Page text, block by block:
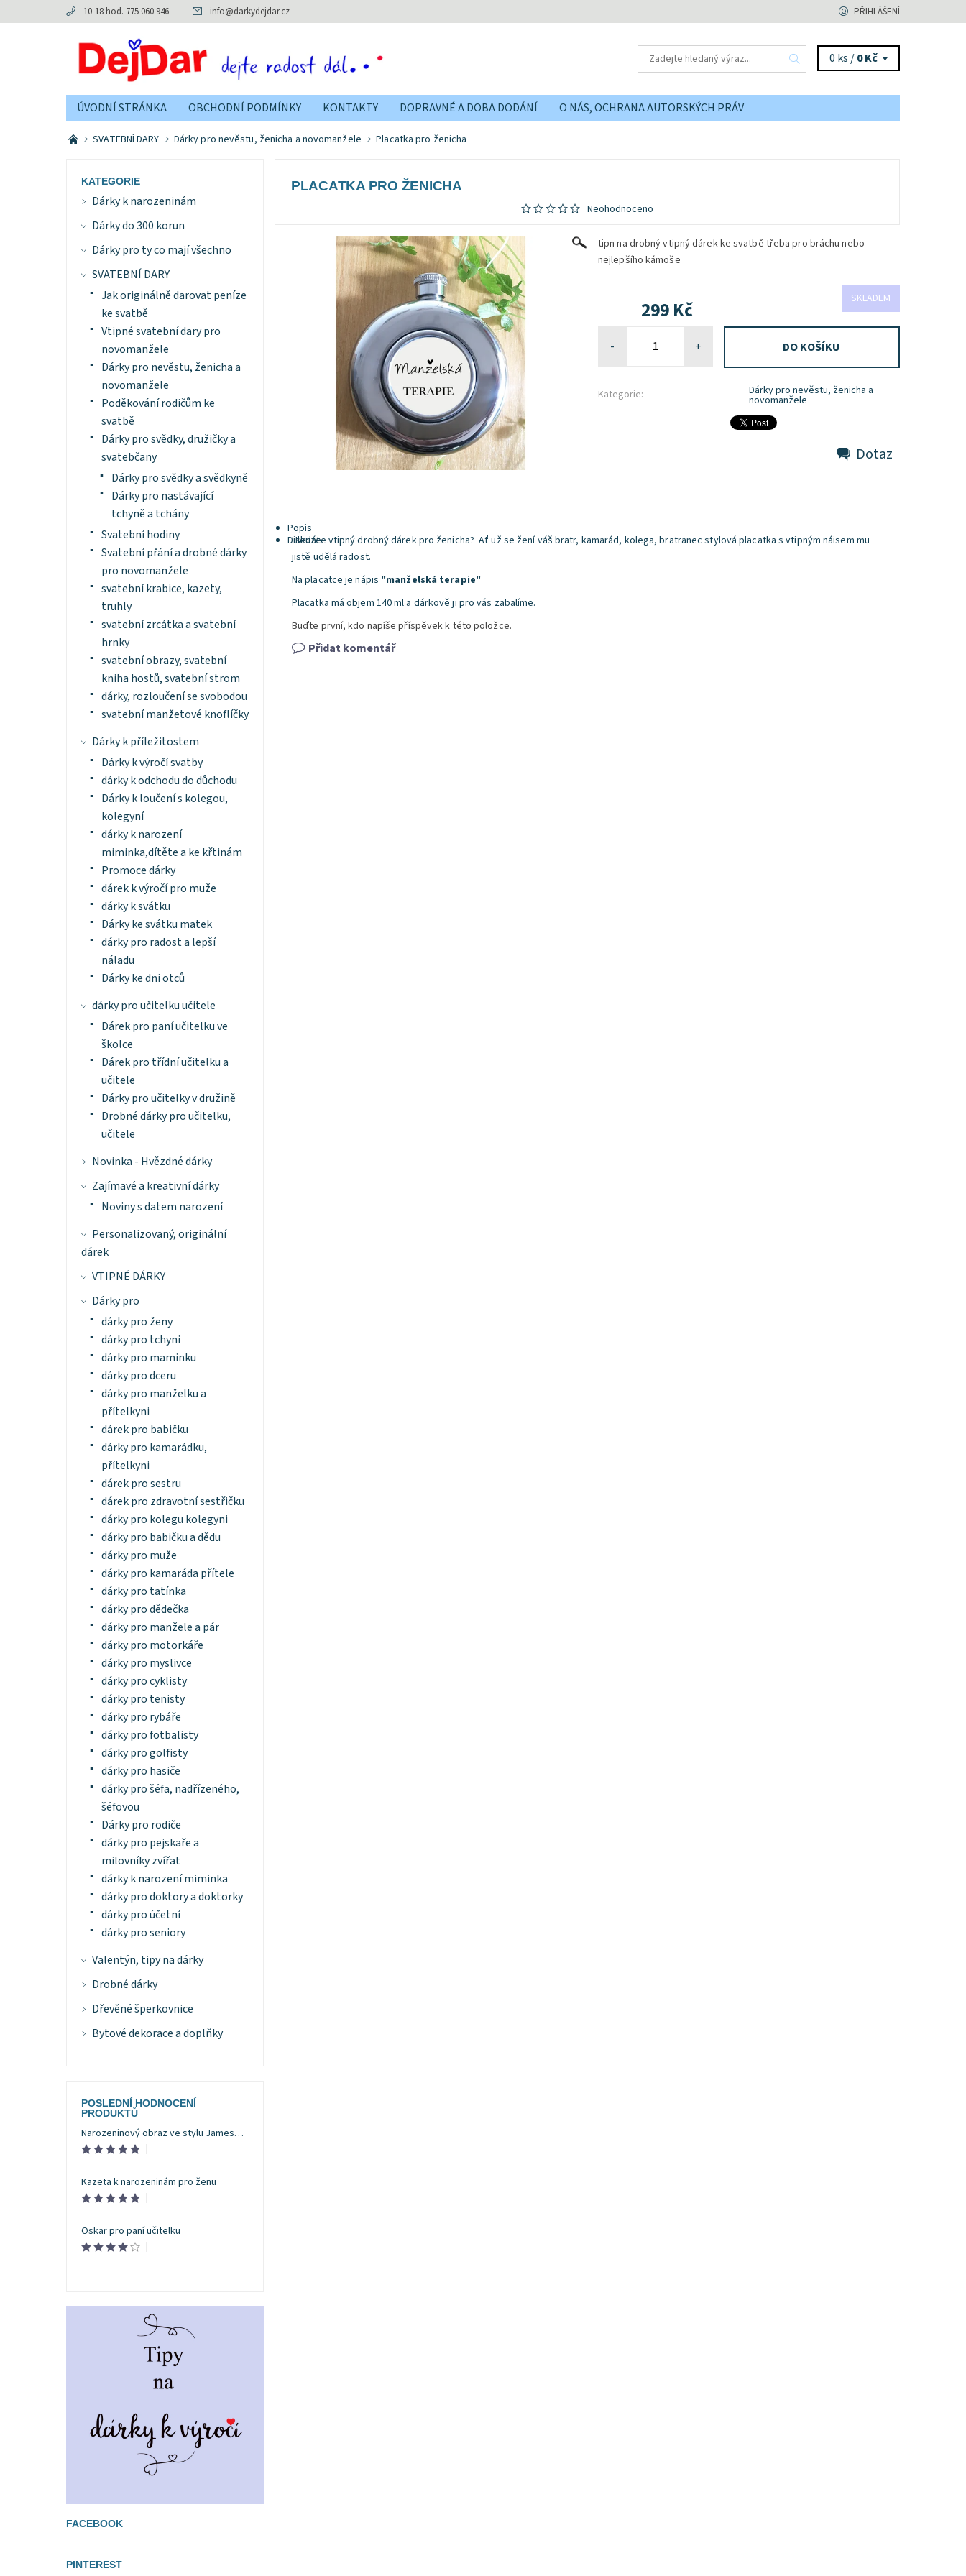
10-18 hod. 775 060 946 info@darkydejdar.cz PŘIHLÁŠENÍ
0 ks /0 Kč
ÚVODNÍ STRÁNKA OBCHODNÍ PODMÍNKY KONTAKTY DOPRAVNÉ A DOBA DODÁNÍ O NÁS, OCHRANA AUTORSKÝCH PRÁV
SVATEBNÍ DARY Dárky pro nevěstu, ženicha a novomanžele Placatka pro ženicha
PLACATKA PRO ŽENICHA
Neohodnoceno
tipn na drobný vtipný dárek ke svatbě třeba pro bráchu nebo
nejlepšího kámoše
SKLADEM
299 Kč
- +
Kategorie: Dárky pro nevěstu, ženicha a
novomanžele
Dotaz
Popis
Diskuze
Hledáte vtipný drobný dárek pro ženicha? Ať už se žení váš bratr, kamarád, kolega, bratranec stylová placatka s vtipným náisem mu
jistě udělá radost.
Na placatce je nápis "manželská terapie"
Placatka má objem 140 ml a dárkově ji pro vás zabalíme.
Buďte první, kdo napíše příspěvek k této položce.
Přidat komentář
KATEGORIE
Dárky k narozeninám
Dárky do 300 korun
Dárky pro ty co mají všechno
SVATEBNÍ DARY
Jak originálně darovat peníze
ke svatbě
Vtipné svatební dary pro
novomanžele
Dárky pro nevěstu, ženicha a
novomanžele
Poděkování rodičům ke
svatbě
Dárky pro svědky, družičky a
svatebčany
Dárky pro svědky a svědkyně
Dárky pro nastávající
tchyně a tchány
Svatební hodiny
Svatební přání a drobné dárky
pro novomanžele
svatební krabice, kazety,
truhly
svatební zrcátka a svatební
hrnky
svatební obrazy, svatební
kniha hostů, svatební strom
dárky, rozloučení se svobodou
svatební manžetové knoflíčky
Dárky k příležitostem
Dárky k výročí svatby
dárky k odchodu do důchodu
Dárky k loučení s kolegou,
kolegyní
dárky k narození
miminka,dítěte a ke křtinám
Promoce dárky
dárek k výročí pro muže
dárky k svátku
Dárky ke svátku matek
dárky pro radost a lepší
náladu
Dárky ke dni otců
dárky pro učitelku učitele
Dárek pro paní učitelku ve
školce
Dárek pro třídní učitelku a
učitele
Dárky pro učitelky v družině
Drobné dárky pro učitelku,
učitele
Novinka - Hvězdné dárky
Zajímavé a kreativní dárky
Noviny s datem narození
Personalizovaný, originální
dárek
VTIPNÉ DÁRKY
Dárky pro
dárky pro ženy
dárky pro tchyni
dárky pro maminku
dárky pro dceru
dárky pro manželku a
přítelkyni
dárek pro babičku
dárky pro kamarádku,
přítelkyni
dárek pro sestru
dárek pro zdravotní sestřičku
dárky pro kolegu kolegyni
dárky pro babičku a dědu
dárky pro muže
dárky pro kamaráda přítele
dárky pro tatínka
dárky pro dědečka
dárky pro manžele a pár
dárky pro motorkáře
dárky pro myslivce
dárky pro cyklisty
dárky pro tenisty
dárky pro rybáře
dárky pro fotbalisty
dárky pro golfisty
dárky pro hasiče
dárky pro šéfa, nadřízeného,
šéfovou
Dárky pro rodiče
dárky pro pejskaře a
milovníky zvířat
dárky k narození miminka
dárky pro doktory a doktorky
dárky pro účetní
dárky pro seniory
Valentýn, tipy na dárky
Drobné dárky
Dřevěné šperkovnice
Bytové dekorace a doplňky
POSLEDNÍ HODNOCENÍ
PRODUKTŮ
Narozeninový obraz ve stylu Jamese Bonda
|
Kazeta k narozeninám pro ženu
|
Oskar pro paní učitelku
|
FACEBOOK
PINTEREST